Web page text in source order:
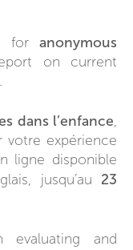
for anonymous
on current
dans l’enfance,
votre expérience
ligne disponible
jusqu’au 23
and